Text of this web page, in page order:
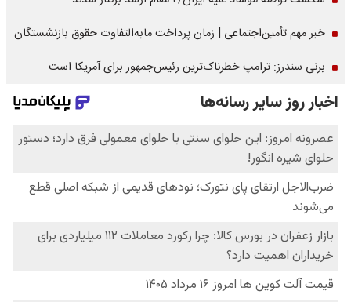
خبر مهم تأمین‌اجتماعی | زمان پرداخت مابه‌التفاوت حقوق بازنشستگان
برنی سندرز: ترامپ خطرناک‌ترین رئیس‌جمهور برای آمریکا است